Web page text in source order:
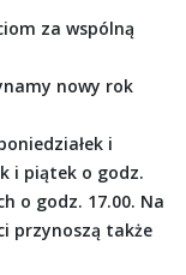
za wspólną
nowy rok
i
i piątek o godz.
o godz. 17.00. Na
przynoszą także